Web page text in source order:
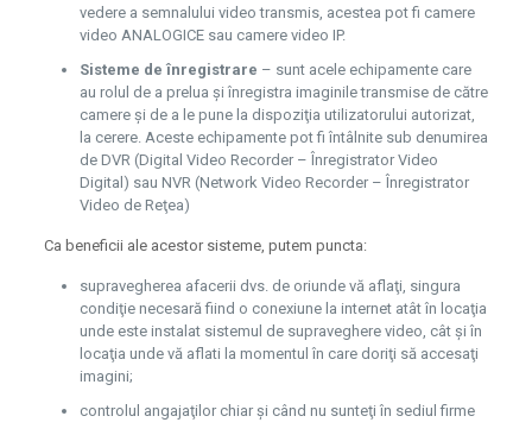
vedere a semnalului video transmis, acestea pot fi camere
video ANALOGICE sau camere video IP.
Sisteme de înregistrare – sunt acele echipamente care
au rolul de a prelua şi înregistra imaginile transmise de către
camere şi de a le pune la dispoziţia utilizatorului autorizat,
la cerere. Aceste echipamente pot fi întâlnite sub denumirea
de DVR (Digital Video Recorder – Înregistrator Video
Digital) sau NVR (Network Video Recorder – Înregistrator
Video de Reţea)
Ca beneficii ale acestor sisteme, putem puncta:
supravegherea afacerii dvs. de oriunde vă aflaţi, singura
condiţie necesară fiind o conexiune la internet atât în locaţia
unde este instalat sistemul de supraveghere video, cât şi în
locaţia unde vă aflati la momentul în care doriţi să accesaţi
imagini;
controlul angajaţilor chiar şi când nu sunteţi în sediul firme